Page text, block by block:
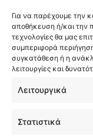
Για να παρέχουμε την
αποθήκευση ή/και την
τεχνολογίες θα μας
συμπεριφορά
συγκατάθεση ή η
λειτουργίες και
Λειτουργικά
Στατιστικά